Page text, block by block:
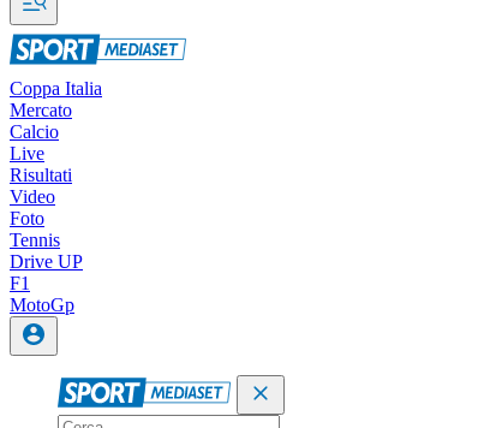
Coppa Italia
Mercato
Calcio
Live
Risultati
Video
Foto
Tennis
Drive UP
F1
MotoGp